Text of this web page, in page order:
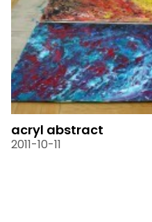
acryl abstract
2011-10-11